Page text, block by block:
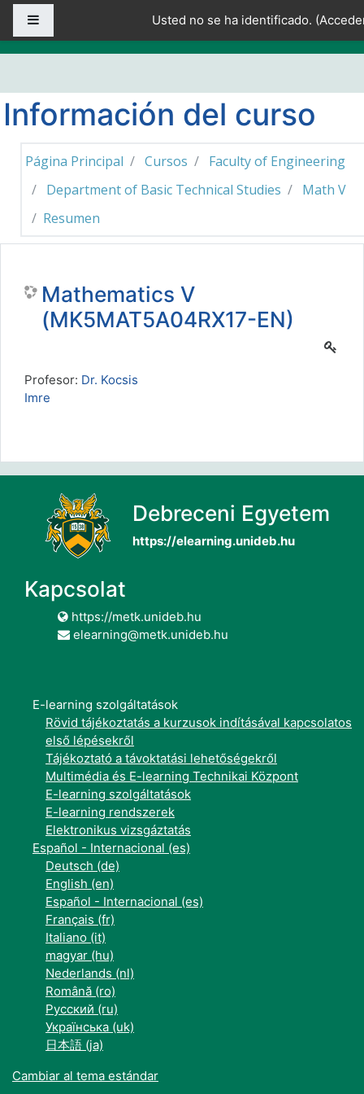
Salta al contenido principal
Usted no se ha identificado. (
Información del curso
Página Principal Cursos
Faculty of Engineering
Department of Basic Technical Studies
Math V
Resumen
Mathematics V
(MK5MAT5A04RX17-EN)
Profesor: Dr. Kocsis
Imre
Debreceni Egyetem
https://elearning.unideb.hu
Kapcsolat
https://metk.unideb.hu
elearning@metk.unideb.hu
E-learning szolgáltatások
Rövid tájékoztatás a kurzusok indításával kapcsolatos
első lépésekről
Tájékoztató a távoktatási lehetőségekről
Multimédia és E-learning Technikai Központ
E-learning szolgáltatások
E-learning rendszerek
Elektronikus vizsgáztatás
Español - Internacional ‎(es)‎
Deutsch ‎(de)‎
English ‎(en)‎
Español - Internacional ‎(es)‎
Français ‎(fr)‎
Italiano ‎(it)‎
magyar ‎(hu)‎
Nederlands ‎(nl)‎
Română ‎(ro)‎
Русский ‎(ru)‎
Українська ‎(uk)‎
日本語 ‎(ja)‎
Cambiar al tema estándar